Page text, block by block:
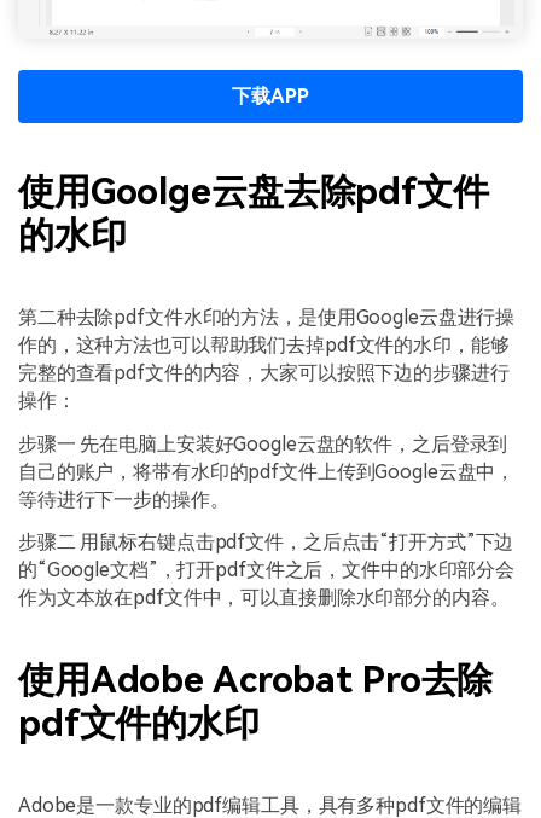
下载APP
使用Goolge云盘去除pdf文件
的水印
第二种去除pdf文件水印的方法，是使用Google云盘进行操
作的，这种方法也可以帮助我们去掉pdf文件的水印，能够
完整的查看pdf文件的内容，大家可以按照下边的步骤进行
操作：
步骤一 先在电脑上安装好Google云盘的软件，之后登录到
自己的账户，将带有水印的pdf文件上传到Google云盘中，
等待进行下一步的操作。
步骤二 用鼠标右键点击pdf文件，之后点击“打开方式”下边
的“Google文档”，打开pdf文件之后，文件中的水印部分会
作为文本放在pdf文件中，可以直接删除水印部分的内容。
使用Adobe Acrobat Pro去除
pdf文件的水印
Adobe是一款专业的pdf编辑工具，具有多种pdf文件的编辑